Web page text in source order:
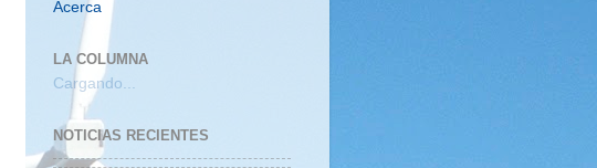
Acerca
LA COLUMNA
Cargando...
NOTICIAS RECIENTES